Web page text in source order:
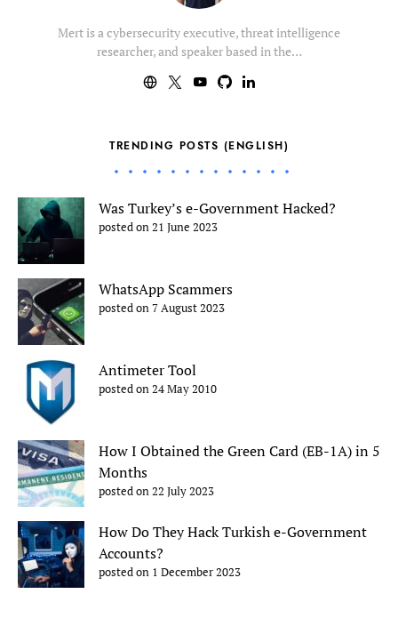
Mert is a cybersecurity executive, threat intelligence
researcher, and speaker based in the…
TRENDING POSTS (ENGLISH)
Was Turkey’s e-Government Hacked?
posted on 21 June 2023
WhatsApp Scammers
posted on 7 August 2023
Antimeter Tool
posted on 24 May 2010
How I Obtained the Green Card (EB-1A) in 5
Months
posted on 22 July 2023
How Do They Hack Turkish e-Government
Accounts?
posted on 1 December 2023